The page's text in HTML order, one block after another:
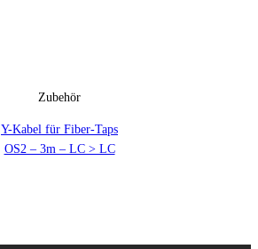
Zubehör
Y-Kabel für Fiber-Taps
OS2 – 3m – LC > LC